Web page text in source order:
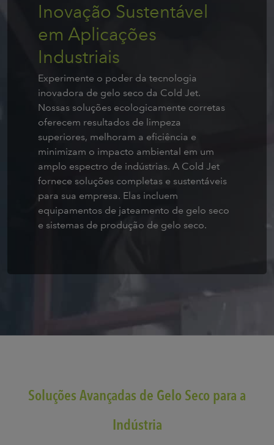
Inovação Sustentável
em Aplicações
Industriais
Experimente o poder da tecnologia
inovadora de gelo seco da Cold Jet.
Nossas soluções ecologicamente corretas
oferecem resultados de limpeza
superiores, melhoram a eficiência e
minimizam o impacto ambiental em um
amplo espectro de indústrias. A Cold Jet
fornece soluções completas e sustentáveis
para sua empresa. Elas incluem
equipamentos de jateamento de gelo seco
e sistemas de produção de gelo seco.
Soluções Avançadas de Gelo Seco para a
Indústria